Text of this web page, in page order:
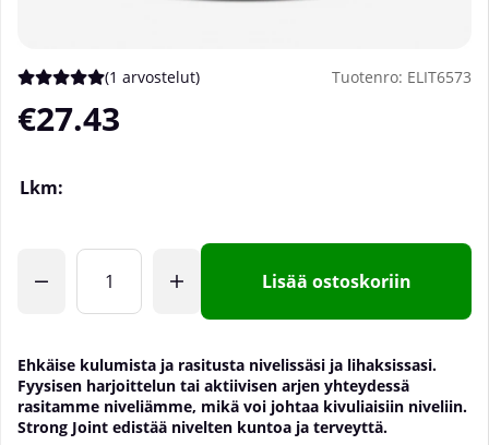
Keskiarvoluokitus 5 / 5 Arvioiden määrä 1
(1 arvostelut) Tuotenro: ELIT6573
€27.43
Lkm:
Lisää ostoskoriin
Ehkäise kulumista ja rasitusta nivelissäsi ja lihaksissasi.
Fyysisen harjoittelun tai aktiivisen arjen yhteydessä
rasitamme niveliämme, mikä voi johtaa kivuliaisiin niveliin.
Strong Joint edistää nivelten kuntoa ja terveyttä.